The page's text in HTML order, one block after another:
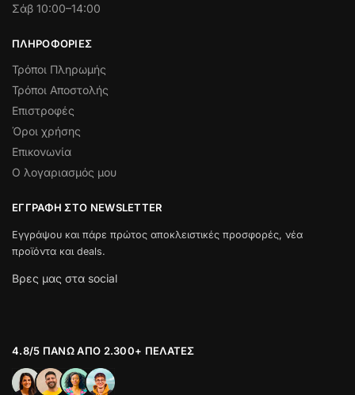
Σάβ 10:00–14:00
ΠΛΗΡΟΦΟΡΊΕΣ
Τρόποι Πληρωμής
Τρόποι Αποστολής
Επιστροφές
Όροι χρήσης
Επικονωνία
Ο λογαριασμός μου
ΕΓΓΡΑΦΉ ΣΤΟ NEWSLETTER
Εγγράψου και πάρε πρώτος αποκλειστικές προσφορές, νέα
προϊόντα και deals.
Βρες μας στα social
4.8/5 ΠΆΝΩ ΑΠΌ 2.300+ ΠΕΛΆΤΕΣ